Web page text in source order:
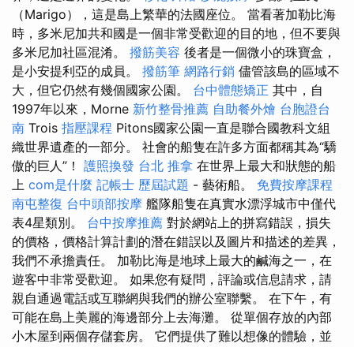
（Marigo），這是島上繁華的法國座位。 當看著加勒比海
時，多米尼加共和國是一個非常受歡迎的目的地，但不要與
多米尼加社區混淆。 撥筋美容 後者是一個微小的珠寶盒，
是小安提利亞的成員。 撥筋筆 網路行銷 儘管該島的區域不
大，但它仍然有幾個國家公園。 台中體態矯正 其中，自
1997年以來，Morne 新竹整骨推薦 自助餐外燴 台胞證台
南 Trois 指壓課程 Pitons國家公園一直是聯合國教科文組
織世界遺產的一部分。 社會的船隻在許多方面都稱其為“驕
傲的巨人”！ 護照換發 台北 推拿 在世界上最大和狀態的船
上 com是什麼 記帳士 歷屆試題 - 藝術船。 免費按摩課程
南屯整復 台中頭部按摩 艦隊船隻在真實水漂浮城市中僅代
表4星類別。 台中按摩推薦 對於網站上的拼寫錯誤，損失
的價格，價格計算計劃的潛在錯誤以及圖片和描述的差異，
我們不承擔責任。 加勒比海是地球上最大的鹹海之一，在
遊客中非常受歡迎。 如果您有疑問，評論或信息請求，請
親自通過電話或互聯網與我們的辦公室聯繫。 在下午，有
可能在島上美麗的海邊部分上去海灘。 從單個存放的內部
小木屋到兩個存儲套房。 它們提供了難以想像的體驗，並